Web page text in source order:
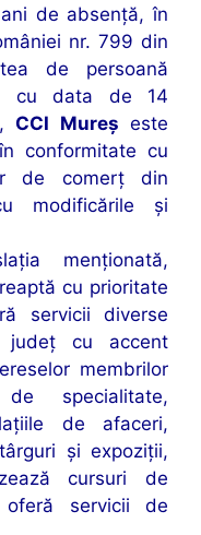
de absenţă, în
nr. 799 din
de persoană
cu data de 14
CCI Mureş este
conformitate cu
de comerţ din
modificările şi
menţionată,
cu prioritate
servicii diverse
judeţ cu accent
membrilor
specialitate,
de afaceri,
şi expoziţii,
cursuri de
oferă servicii de